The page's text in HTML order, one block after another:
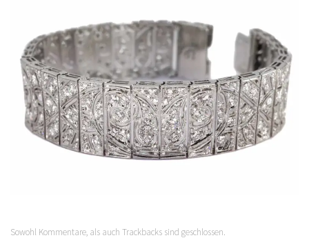
Sowohl Kommentare, als auch Trackbacks sind geschlossen.